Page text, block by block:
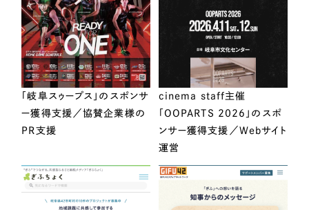
「岐阜スゥープス」のスポンサ
ー獲得支援／協賛企業様の
PR支援
cinema staff主催
「OOPARTS 2026」のスポ
ンサー獲得支援／Webサイト
運営